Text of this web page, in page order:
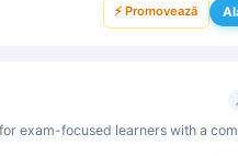
⚡ Promovează
exam-focused learners with a